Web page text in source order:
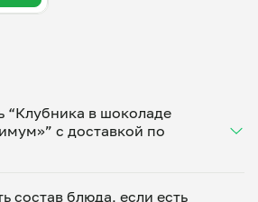
“Клубника в шоколаде
с доставкой по
состав блюда, если есть